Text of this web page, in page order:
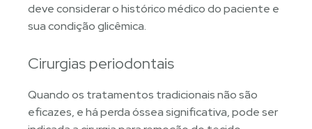
deve considerar o histórico médico do paciente e
sua condição glicêmica.
Cirurgias periodontais
Quando os tratamentos tradicionais não são
eficazes, e há perda óssea significativa, pode ser